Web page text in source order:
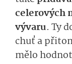
celerových
vývaru. Ty
chuť a
mělo